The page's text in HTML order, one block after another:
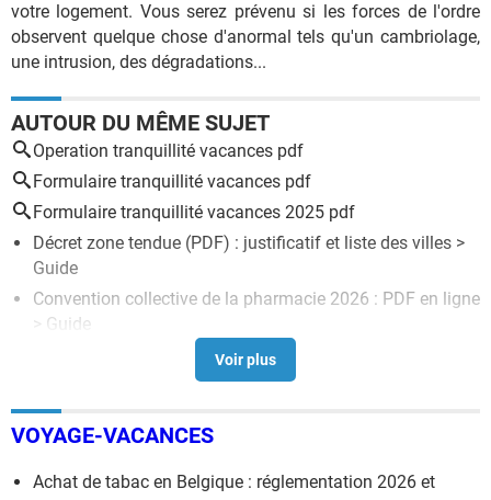
votre logement. Vous serez prévenu si les forces de l'ordre
observent quelque chose d'anormal tels qu'un cambriolage,
une intrusion, des dégradations...
AUTOUR DU MÊME SUJET
Operation tranquillité vacances pdf
Formulaire tranquillité vacances pdf
Formulaire tranquillité vacances 2025 pdf
Décret zone tendue (PDF) : justificatif et liste des villes >
Guide
Convention collective de la pharmacie 2026 : PDF en ligne
> Guide
Contrat de location : modèle de PDF simple et gratuit
Convention collective Syntec 2026 : texte en PDF à jour
Guide
Guide
VOYAGE-VACANCES
Achat de tabac en Belgique : réglementation 2026 et